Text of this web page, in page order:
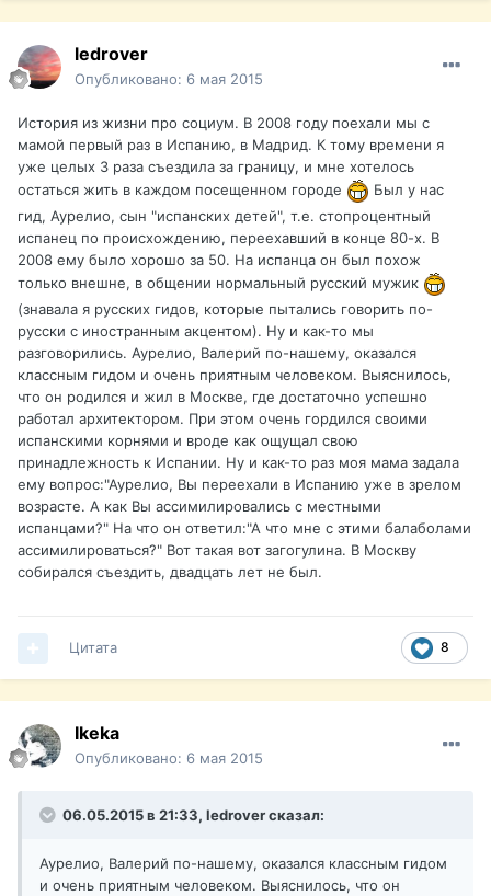
ledrover
Опубликовано: 6 мая 2015
История из жизни про социум. В 2008 году поехали мы с
мамой первый раз в Испанию, в Мадрид. К тому времени я
уже целых 3 раза съездила за границу, и мне хотелось
остаться жить в каждом посещенном городе
Был у нас
гид, Аурелио, сын "испанских детей", т.е. стопроцентный
испанец по происхождению, переехавший в конце 80-х. В
2008 ему было хорошо за 50. На испанца он был похож
только внешне, в общении нормальный русский мужик
(знавала я русских гидов, которые пытались говорить по-
русски с иностранным акцентом). Ну и как-то мы
разговорились. Аурелио, Валерий по-нашему, оказался
классным гидом и очень приятным человеком. Выяснилось,
что он родился и жил в Москве, где достаточно успешно
работал архитектором. При этом очень гордился своими
испанскими корнями и вроде как ощущал свою
принадлежность к Испании. Ну и как-то раз моя мама задала
ему вопрос:"Аурелио, Вы переехали в Испанию уже в зрелом
возрасте. А как Вы ассимилировались с местными
испанцами?" На что он ответил:"А что мне с этими балаболами
ассимилироваться?" Вот такая вот загогулина. В Москву
собирался съездить, двадцать лет не был.
8
Цитата
Ikeka
Опубликовано: 6 мая 2015
06.05.2015 в 21:33, ledrover сказал:
Аурелио, Валерий по-нашему, оказался классным гидом
и очень приятным человеком. Выяснилось, что он